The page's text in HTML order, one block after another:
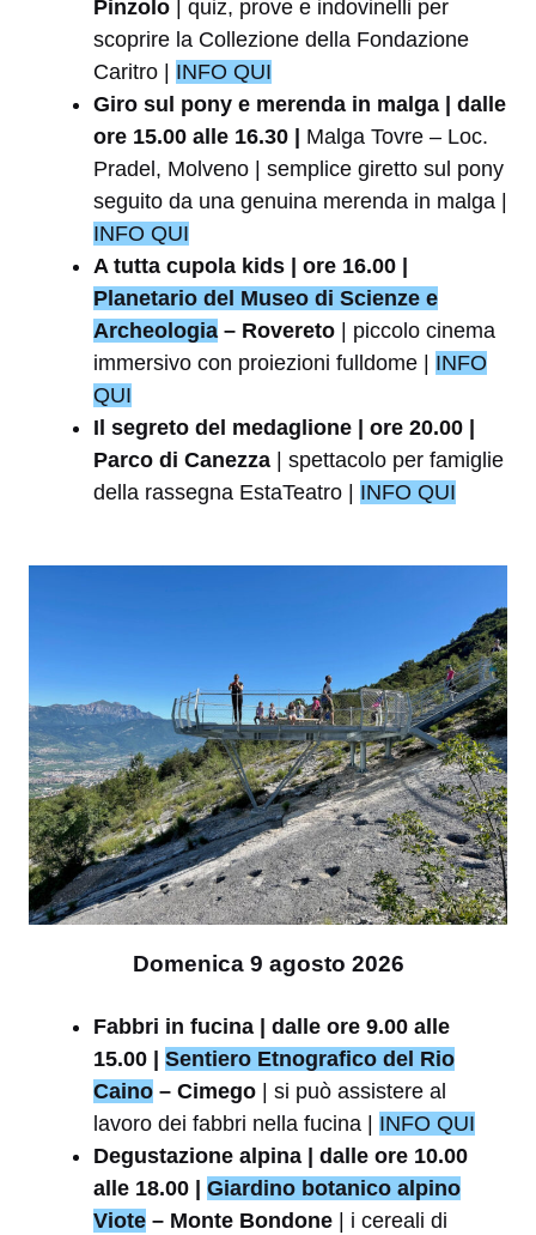
Pinzolo | quiz, prove e indovinelli per
scoprire la Collezione della Fondazione
Caritro | INFO QUI
Giro sul pony e merenda in malga | dalle
ore 15.00 alle 16.30 | Malga Tovre – Loc.
Pradel, Molveno | semplice giretto sul pony
seguito da una genuina merenda in malga |
INFO QUI
A tutta cupola kids | ore 16.00 |
Planetario del Museo di Scienze e
Archeologia – Rovereto | piccolo cinema
immersivo con proiezioni fulldome | INFO
QUI
Il segreto del medaglione | ore 20.00 |
Parco di Canezza | spettacolo per famiglie
della rassegna EstaTeatro | INFO QUI
Domenica 9 agosto 2026
Fabbri in fucina | dalle ore 9.00 alle
15.00 | Sentiero Etnografico del Rio
Caino – Cimego | si può assistere al
lavoro dei fabbri nella fucina | INFO QUI
Degustazione alpina | dalle ore 10.00
alle 18.00 | Giardino botanico alpino
Viote – Monte Bondone | i cereali di